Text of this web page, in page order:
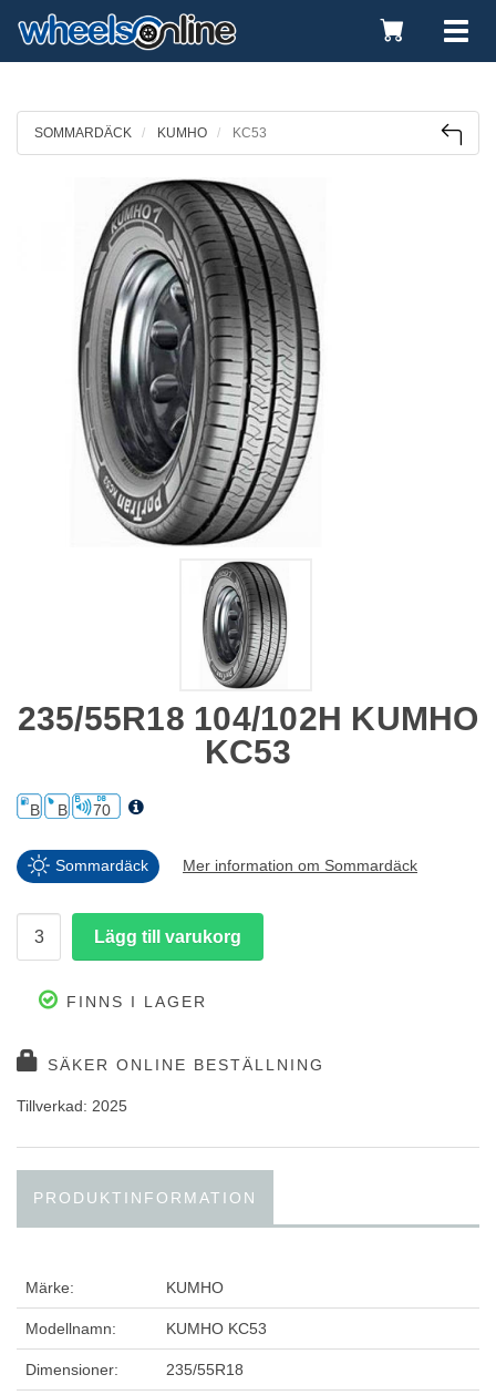
Toggle
Cart
SOMMARDÄCK KUMHO KC53
235/55R18 104/102H KUMHO
KC53
B B 70
Sommardäck Mer information om Sommardäck
FINNS I LAGER
SÄKER ONLINE BESTÄLLNING
Tillverkad: 2025
PRODUKTINFORMATION
Märke: KUMHO
Modellnamn: KUMHO KC53
Dimensioner: 235/55R18